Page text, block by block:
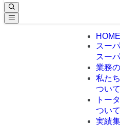
HOME
スー
スー
業務
私た
ついて
トー
ついて
実績集